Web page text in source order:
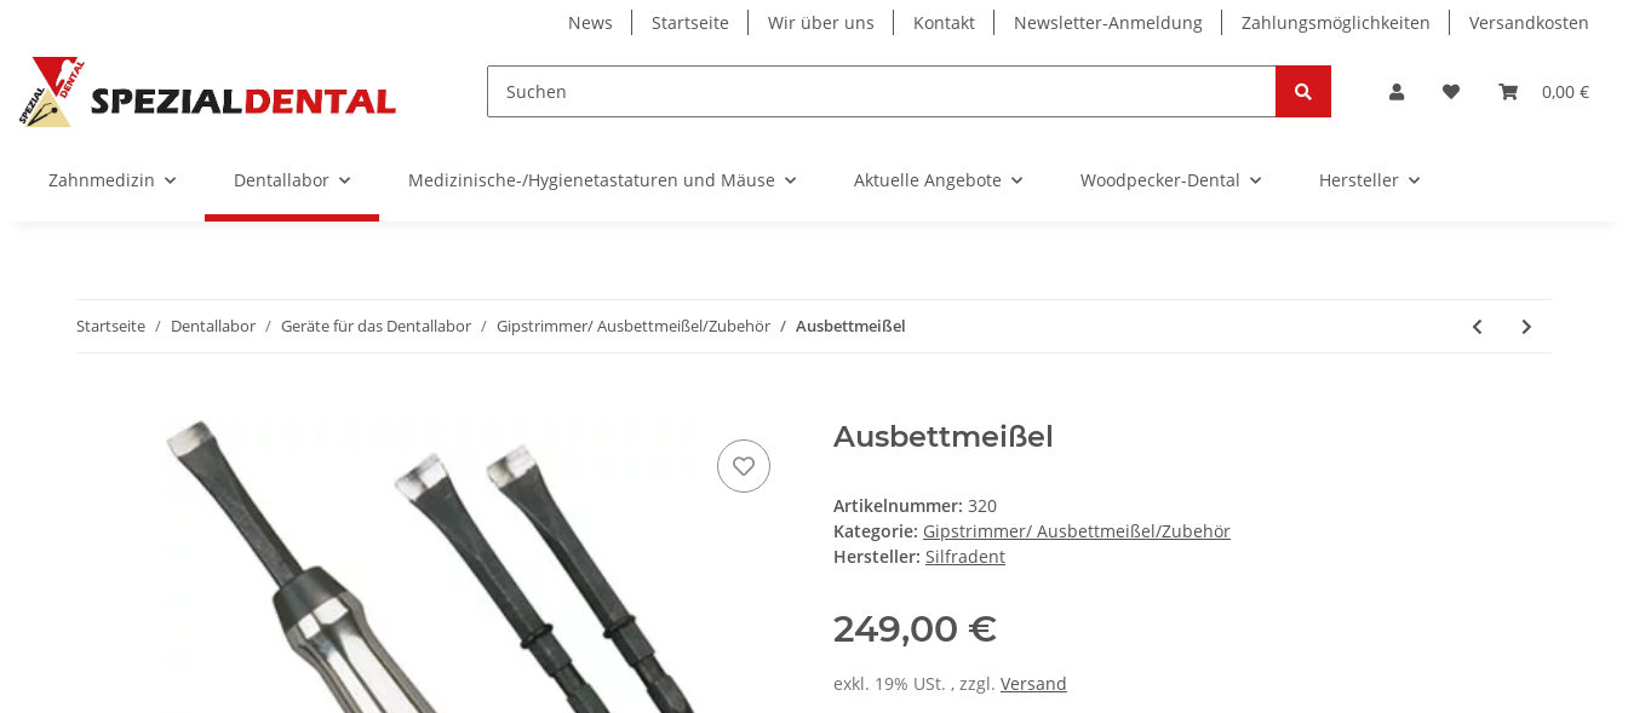
News Startseite Wir über uns Kontakt Newsletter-Anmeldung Zahlungsmöglichkeiten Versandkosten
0,00 €
Zahnmedizin Dentallabor Medizinische-/Hygienetastaturen und Mäuse Aktuelle Angebote Woodpecker-Dental Hersteller
Startseite Dentallabor Geräte für das Dentallabor Gipstrimmer/ Ausbettmeißel/Zubehör Ausbettmeißel
Ausbettmeißel
Artikelnummer: 320
Kategorie: Gipstrimmer/ Ausbettmeißel/Zubehör
Hersteller: Silfradent
249,00 €
exkl. 19% USt. , zzgl. Versand